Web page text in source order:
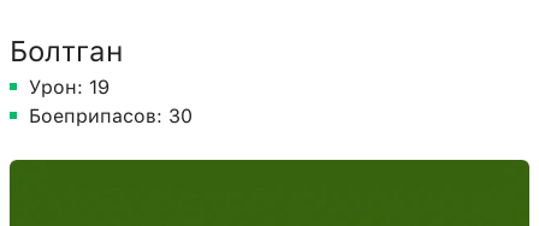
Болтган
Урон: 19
Боеприпасов: 30